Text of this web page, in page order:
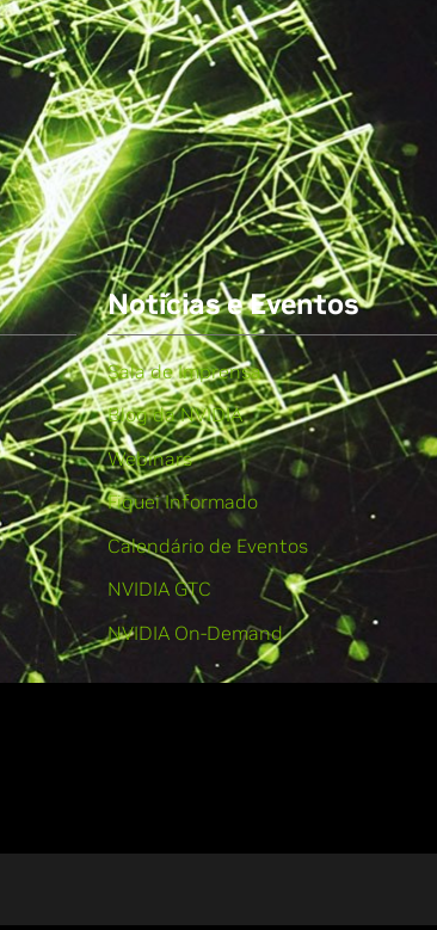
Notícias e Eventos
Sala de Imprensa
Blog da NVIDIA
Webinars
Fiquei Informado
Calendário de Eventos
NVIDIA GTC
NVIDIA On-Demand